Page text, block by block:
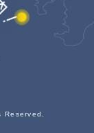
Reserved.